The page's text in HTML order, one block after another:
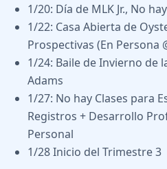
1/20: Día de MLK Jr., No
1/22: Casa Abierta de
Prospectivas (En Persona
1/24: Baile de Invierno de
Adams
1/27: No hay Clases para
Registros + Desarrollo
Personal
1/28 Inicio del Trimestre 3